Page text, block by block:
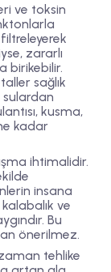
ve toksin
zararlı
birikebilir.
sağlık
sulardan
kusma,
kadar
ihtimalidir.
insana
ve
Bu
önerilmez.
tehlike